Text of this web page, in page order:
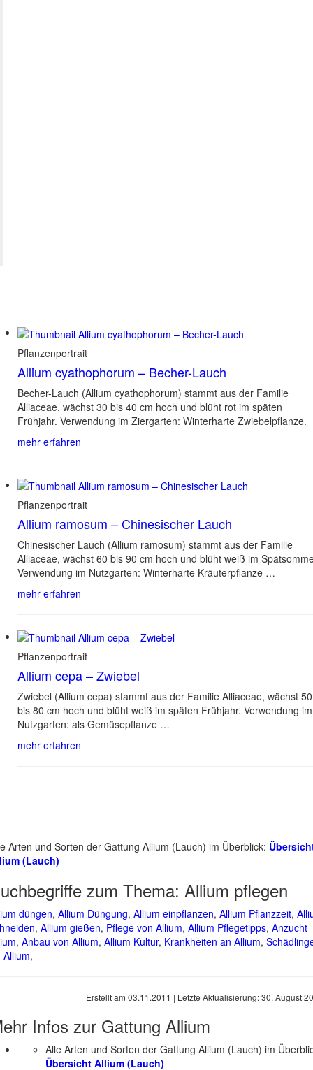
Pflanzenportrait
Allium cyathophorum – Becher-Lauch
Becher-Lauch (Allium cyathophorum) stammt aus der Familie
Alliaceae, wächst 30 bis 40 cm hoch und blüht rot im späten
Frühjahr. Verwendung im Ziergarten: Winterharte Zwiebelpflanze.
mehr erfahren
Pflanzenportrait
Allium ramosum – Chinesischer Lauch
Chinesischer Lauch (Allium ramosum) stammt aus der Familie
Alliaceae, wächst 60 bis 90 cm hoch und blüht weiß im
Verwendung im Nutzgarten: Winterharte Kräuterpflanze …
mehr erfahren
Pflanzenportrait
Allium cepa – Zwiebel
Zwiebel (Allium cepa) stammt aus der Familie Alliaceae, wächst 50
bis 80 cm hoch und blüht weiß im späten Frühjahr. Verwendung im
Nutzgarten: als Gemüsepflanze …
mehr erfahren
Arten und Sorten der Gattung Allium (Lauch) im Überblick:
(Lauch)
zum Thema: Allium pflegen
düngen, Allium Düngung, Allium einpflanzen, Allium Pflanzzeit,
, Allium gießen, Pflege von Allium, Allium Pflegetipps, Anzucht
, Anbau von Allium, Allium Kultur, Krankheiten an Allium,
Allium,
Erstellt am 03.11.2011 | Letzte Aktualisierung:30. August
Infos zur Gattung Allium
Alle Arten und Sorten der Gattung Allium (Lauch) im
Übersicht Allium (Lauch)